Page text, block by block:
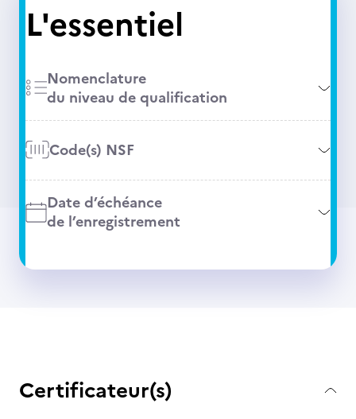
L'essentiel
Nomenclature
du niveau de qualification
Code(s) NSF
Date d’échéance
de l’enregistrement
Certificateur(s)